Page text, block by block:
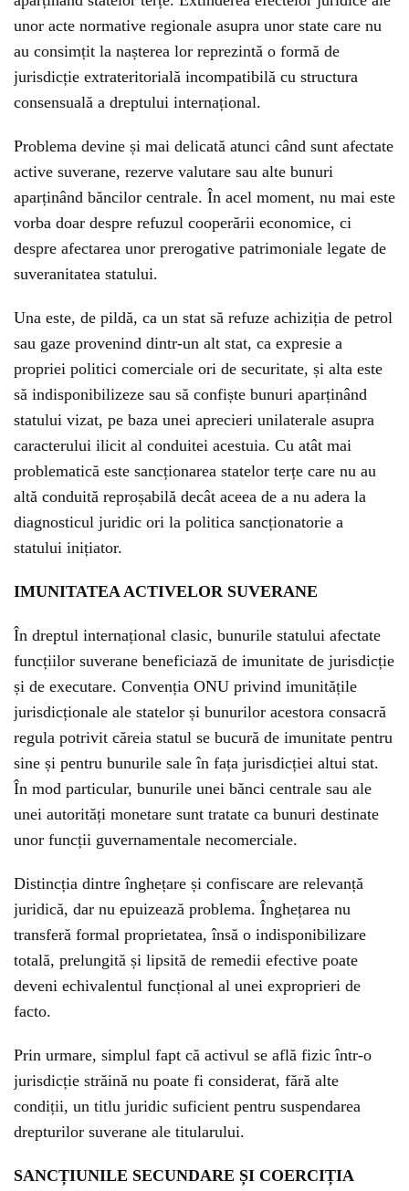
unor acte normative regionale asupra unor state care nu
au consimțit la nașterea lor reprezintă o formă de
jurisdicție extrateritorială incompatibilă cu structura
consensuală a dreptului internațional.
Problema devine și mai delicată atunci când sunt afectate
active suverane, rezerve valutare sau alte bunuri
aparținând băncilor centrale. În acel moment, nu mai este
vorba doar despre refuzul cooperării economice, ci
despre afectarea unor prerogative patrimoniale legate de
suveranitatea statului.
Una este, de pildă, ca un stat să refuze achiziția de petrol
sau gaze provenind dintr-un alt stat, ca expresie a
propriei politici comerciale ori de securitate, și alta este
să indisponibilizeze sau să confiște bunuri aparținând
statului vizat, pe baza unei aprecieri unilaterale asupra
caracterului ilicit al conduitei acestuia. Cu atât mai
problematică este sancționarea statelor terțe care nu au
altă conduită reproșabilă decât aceea de a nu adera la
diagnosticul juridic ori la politica sancționatorie a
statului inițiator.
IMUNITATEA ACTIVELOR SUVERANE
În dreptul internațional clasic, bunurile statului afectate
funcțiilor suverane beneficiază de imunitate de jurisdicție
și de executare. Convenția ONU privind imunitățile
jurisdicționale ale statelor și bunurilor acestora consacră
regula potrivit căreia statul se bucură de imunitate pentru
sine și pentru bunurile sale în fața jurisdicției altui stat.
În mod particular, bunurile unei bănci centrale sau ale
unei autorități monetare sunt tratate ca bunuri destinate
unor funcții guvernamentale necomerciale.
Distincția dintre înghețare și confiscare are relevanță
juridică, dar nu epuizează problema. Înghețarea nu
transferă formal proprietatea, însă o indisponibilizare
totală, prelungită și lipsită de remedii efective poate
deveni echivalentul funcțional al unei exproprieri de
facto.
Prin urmare, simplul fapt că activul se află fizic într-o
jurisdicție străină nu poate fi considerat, fără alte
condiții, un titlu juridic suficient pentru suspendarea
drepturilor suverane ale titularului.
SANCȚIUNILE SECUNDARE ȘI COERCIȚIA